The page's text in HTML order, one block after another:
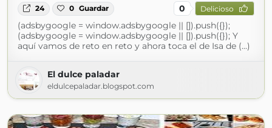
24 0 Guardar 0 Delicioso
(adsbygoogle = window.adsbygoogle || []).push({});
(adsbygoogle = window.adsbygoogle || []).push({}); Y
aquí vamos de reto en reto y ahora toca el de Isa de (...)
El dulce paladar
eldulcepaladar.blogspot.com